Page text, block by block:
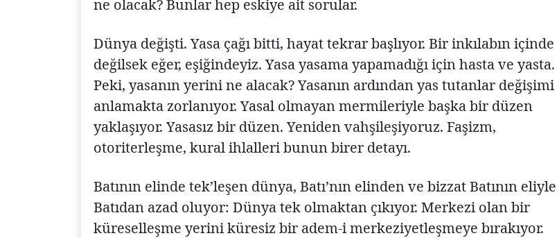
ne olacak? Bunlar hep eskiye ait sorular.
Dünya değişti. Yasa çağı bitti, hayat tekrar başlıyor. Bir inkılabın içinde
değilsek eğer, eşiğindeyiz. Yasa yasama yapamadığı için hasta ve yasta.
Peki, yasanın yerini ne alacak? Yasanın ardından yas tutanlar değişimi
anlamakta zorlanıyor. Yasal olmayan mermileriyle başka bir düzen
yaklaşıyor. Yasasız bir düzen. Yeniden vahşileşiyoruz. Faşizm,
otoriterleşme, kural ihlalleri bunun birer detayı.
Batının elinde tek’leşen dünya, Batı’nın elinden ve bizzat Batının eliyle
Batıdan azad oluyor: Dünya tek olmaktan çıkıyor. Merkezi olan bir
küreselleşme yerini küresiz bir adem-i merkeziyetleşmeye bırakıyor.